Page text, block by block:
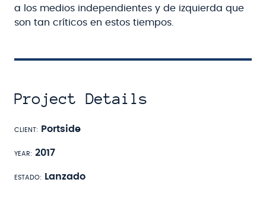
a los medios independientes y de izquierda que
son tan críticos en estos tiempos.
Project Details
Client Portside
Year 2017
Estado Lanzado